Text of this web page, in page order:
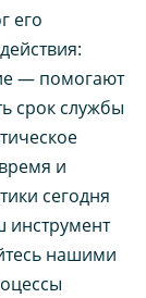
его
— помогают
срок службы
и
сегодня
инструмент
нашими